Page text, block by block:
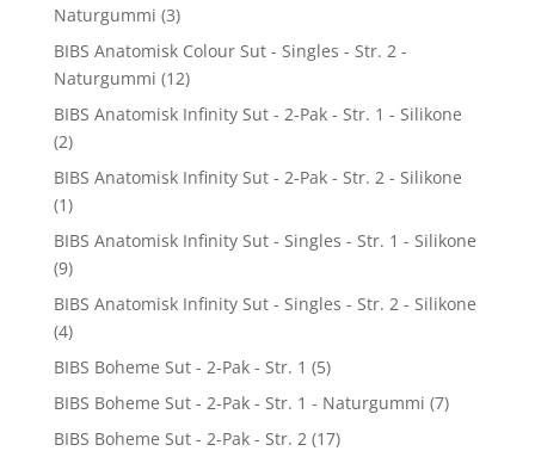
Naturgummi (3)
BIBS Anatomisk Colour Sut - Singles - Str. 2 -
Naturgummi (12)
BIBS Anatomisk Infinity Sut - 2-Pak - Str. 1 - Silikone
(2)
BIBS Anatomisk Infinity Sut - 2-Pak - Str. 2 - Silikone
(1)
BIBS Anatomisk Infinity Sut - Singles - Str. 1 - Silikone
(9)
BIBS Anatomisk Infinity Sut - Singles - Str. 2 - Silikone
(4)
BIBS Boheme Sut - 2-Pak - Str. 1 (5)
BIBS Boheme Sut - 2-Pak - Str. 1 - Naturgummi (7)
BIBS Boheme Sut - 2-Pak - Str. 2 (17)